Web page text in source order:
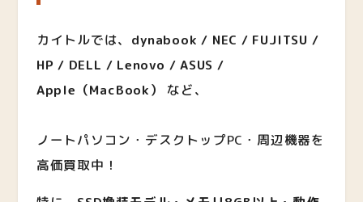
カイトルでは、 dynabook / NEC / FUJITSU /
HP / DELL / Lenovo / ASUS /
Apple（MacBook）
など、
ノートパソコン・デスクトップPC・周辺機器を
高価買取中！